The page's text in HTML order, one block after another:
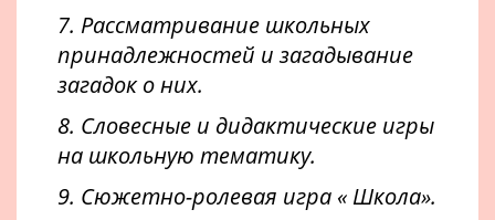
7. Рассматривание школьных
принадлежностей и загадывание
загадок о них.
8. Словесные и дидактические игры
на школьную тематику.
9. Сюжетно-ролевая игра « Школа».